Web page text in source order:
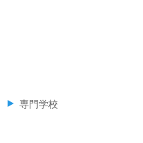
専門学校